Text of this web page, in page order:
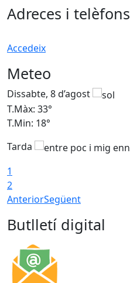
Adreces i telèfons
Accedeix
Meteo
Dissabte, 8 d’agost
T.Màx: 33°
T.Min: 18°
Tarda
1
2
AnteriorSegüent
Butlletí digital